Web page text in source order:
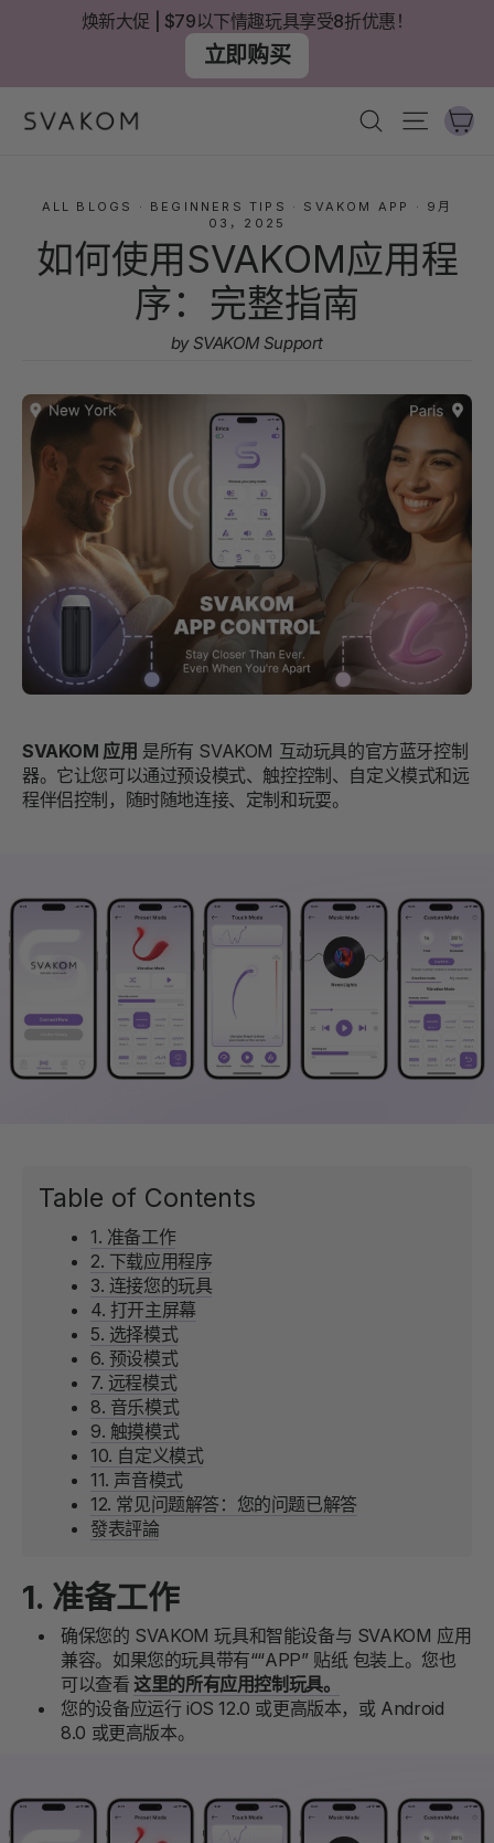
容
焕新大促 | $79以下情趣玩具享受8折优惠！
立即购买
搜尋 網站導
ALL BLOGS · BEGINNERS TIPS · SVAKOM APP · 9月
03，2025
如何使用SVAKOM应用程
序：完整指南
by SVAKOM Support
SVAKOM 应用 是所有 SVAKOM 互动玩具的官方蓝牙控制
器。它让您可以通过预设模式、触控控制、自定义模式和远
程伴侣控制，随时随地连接、定制和玩耍。
Table of Contents
1. 准备工作
2. 下载应用程序
3. 连接您的玩具
4. 打开主屏幕
5. 选择模式
6. 预设模式
7. 远程模式
8. 音乐模式
9. 触摸模式
10. 自定义模式
11. 声音模式
12. 常见问题解答：您的问题已解答
發表評論
1. 准备工作
确保您的 SVAKOM 玩具和智能设备与 SVAKOM 应用
兼容。如果您的玩具带有““APP” 贴纸 包装上。您也
可以查看 这里的所有应用控制玩具。
您的设备应运行 iOS 12.0 或更高版本，或 Android
8.0 或更高版本。